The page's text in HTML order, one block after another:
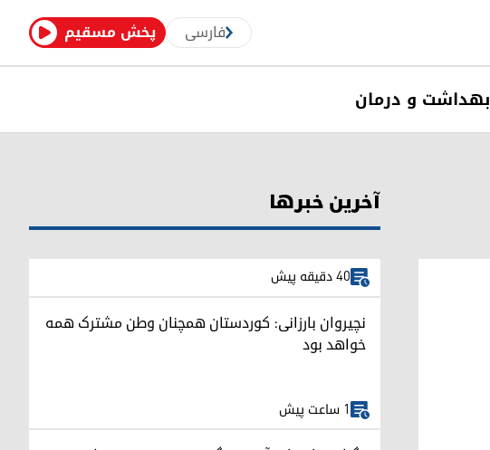
پخش مسقیم فارسی
بهداشت و درمان
آخرین خبرها
40 دقیقه پیش
نچیروان بارزانی: کوردستان همچنان وطن مشترک همه
خواهد بود
1 ساعت پیش